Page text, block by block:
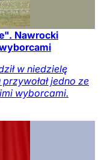
Nawrocki
w niedzielę
jedno ze
wyborcami.